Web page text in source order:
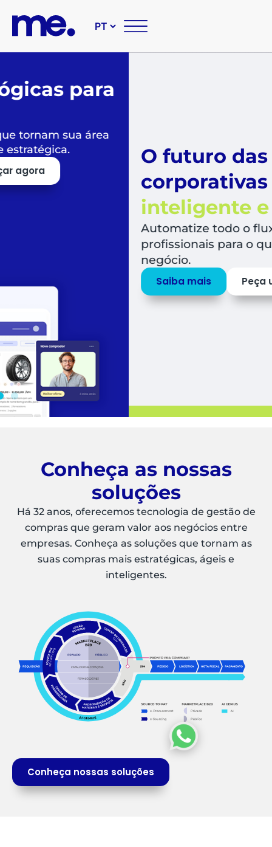
O futuro das suas
corporativas ésimples,
inteligente e sustentável
Automatize todo o fluxo de compras,
profissionais para o que mais agrega valor
Peça umaDEMO
Conheça as nossas
soluções
Há 32 anos, oferecemos tecnologia de gestão de
compras que geram valor aos negócios entre
empresas. Conheça as soluções que tornam as
suas compras mais estratégicas, ágeis e
inteligentes.
Conheça nossas soluções